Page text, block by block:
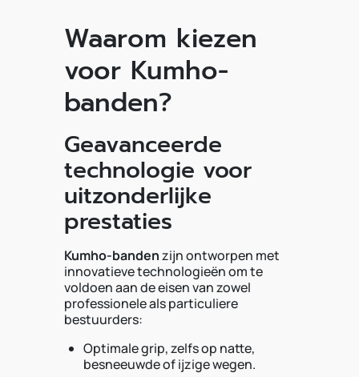
Waarom kiezen
voor Kumho-
banden?
Geavanceerde
technologie voor
uitzonderlijke
prestaties
Kumho-bandenzijn ontworpen met
innovatieve technologieën om te
voldoen aan de eisen van zowel
professionele als particuliere
bestuurders:
Optimale grip, zelfs op natte,
besneeuwde of ijzige wegen.